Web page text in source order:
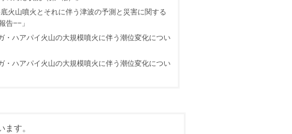
火山噴火とそれに伴う津波の予測と災害に関する
告−−」
ハアパイ火山の大規模噴火に伴う潮位変化につい
ハアパイ火山の大規模噴火に伴う潮位変化につい
す。